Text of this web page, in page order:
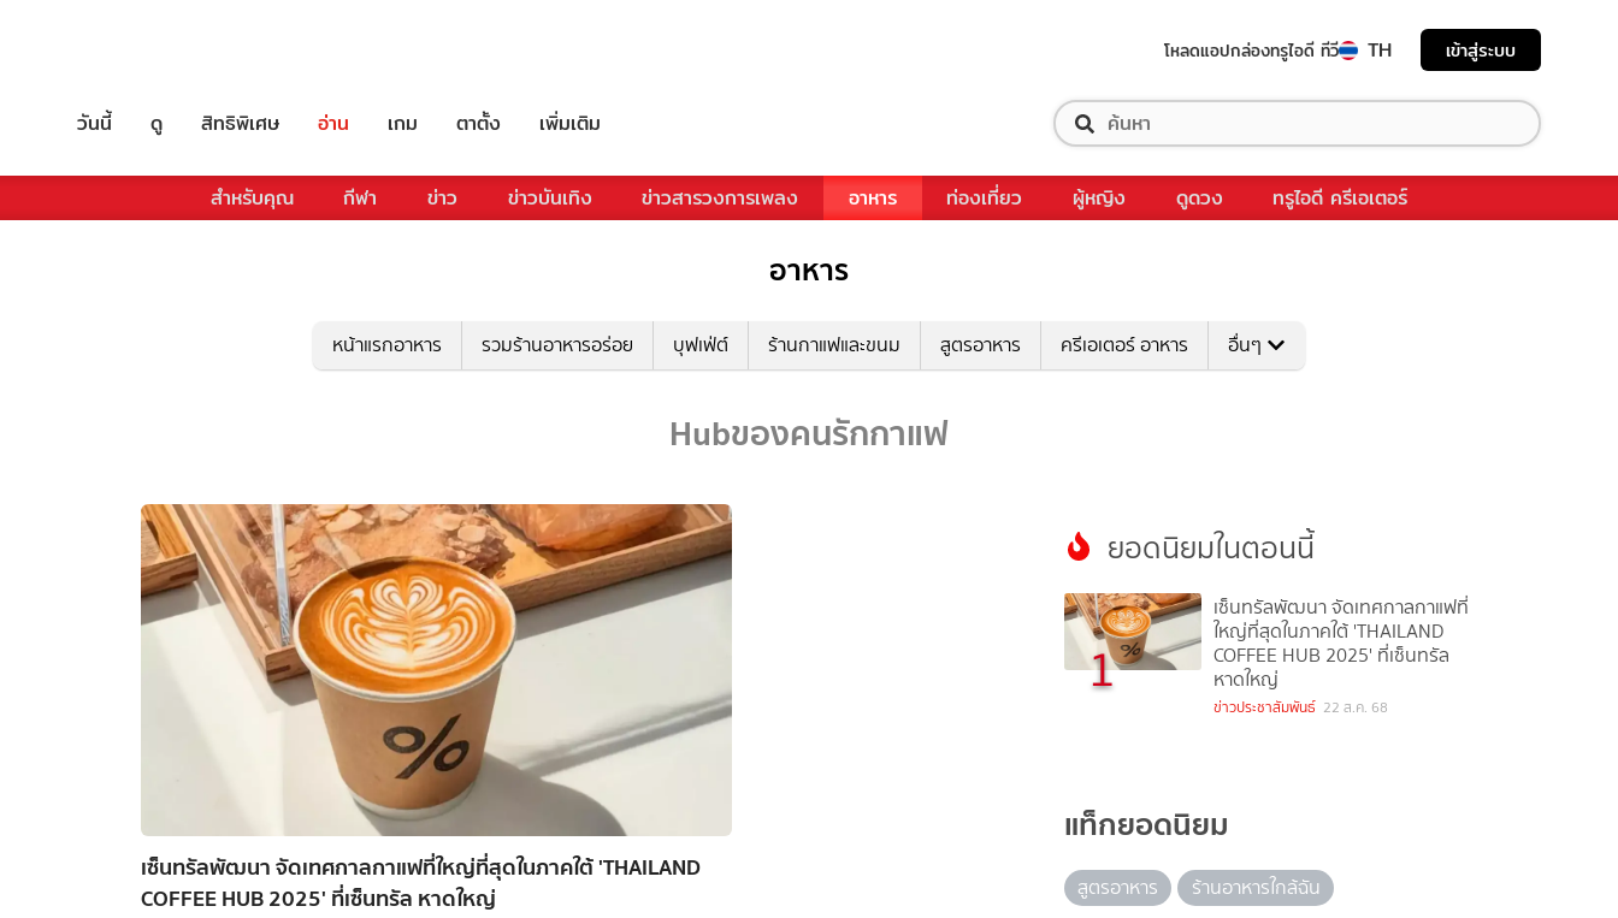
โหลดแอปกล่องทรูไอดี ทีวี TH เข้าสู่ระบบ
วันนี้ ดู สิทธิพิเศษ อ่าน เกม ตาตั้ง เพิ่มเติม
สำหรับคุณ กีฬา ข่าว ข่าวบันเทิง ข่าวสารวงการเพลง อาหาร ท่องเที่ยว ผู้หญิง ดูดวง ทรูไอดี ครีเอเตอร์
อาหาร
หน้าแรกอาหาร รวมร้านอาหารอร่อย บุฟเฟ่ต์ ร้านกาแฟและขนม สูตรอาหาร ครีเอเตอร์ อาหาร อื่นๆ
Hubของคนรักกาแฟ
เซ็นทรัลพัฒนา จัดเทศกาลกาแฟที่ใหญ่ที่สุดในภาคใต้ 'THAILAND
COFFEE HUB 2025' ที่เซ็นทรัล หาดใหญ่
ยอดนิยมในตอนนี้
1
เซ็นทรัลพัฒนา จัดเทศกาลกาแฟที่
ใหญ่ที่สุดในภาคใต้ 'THAILAND
COFFEE HUB 2025' ที่เซ็นทรัล
หาดใหญ่
ข่าวประชาสัมพันธ์ 22 ส.ค. 68
แท็กยอดนิยม
สูตรอาหาร
ร้านอาหารใกล้ฉัน